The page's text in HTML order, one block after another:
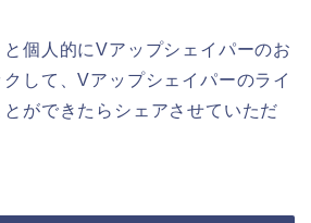
個人的にVアップシェイパーのお
して、Vアップシェイパーのライ
ができたらシェアさせていただ